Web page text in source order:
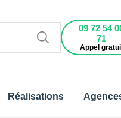
09 72 54
71
Appel
Réalisations